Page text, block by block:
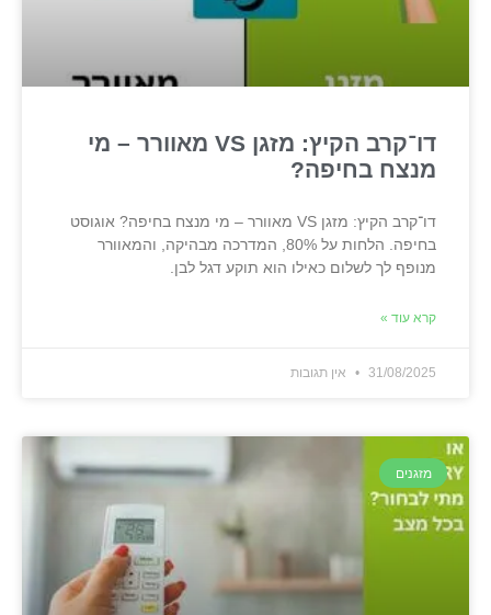
דו־קרב הקיץ: מזגן VS מאוורר – מי
מנצח בחיפה?
דו־קרב הקיץ: מזגן VS מאוורר – מי מנצח בחיפה? אוגוסט
בחיפה. הלחות על 80%, המדרכה מבהיקה, והמאוורר
מנופף לך לשלום כאילו הוא תוקע דגל לבן.
קרא עוד »
31/08/2025 אין תגובות
מזגנים